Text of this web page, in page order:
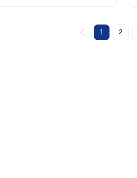
correas). Recibe beneficios
exclusivos en talleres: • Cambio
1 2